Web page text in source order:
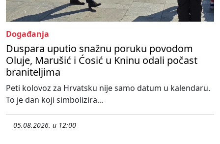
Događanja
Duspara uputio snažnu poruku povodom
Oluje, Marušić i Ćosić u Kninu odali počast
braniteljima
Peti kolovoz za Hrvatsku nije samo datum u kalendaru.
To je dan koji simbolizira...
05.08.2026. u 12:00